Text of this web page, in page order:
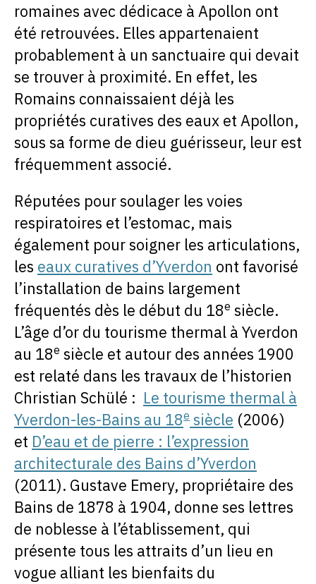
romaines avec dédicace à Apollon ont
été retrouvées. Elles appartenaient
probablement à un sanctuaire qui devait
se trouver à proximité. En effet, les
Romains connaissaient déjà les
propriétés curatives des eaux et Apollon,
sous sa forme de dieu guérisseur, leur est
fréquemment associé.
Réputées pour soulager les voies
respiratoires et l’estomac, mais
également pour soigner les articulations,
les eaux curatives d’Yverdon ont favorisé
l’installation de bains largement
fréquentés dès le début du 18e siècle.
L’âge d’or du tourisme thermal à Yverdon
au 18e siècle et autour des années 1900
est relaté dans les travaux de l’historien
Christian Schülé : Le tourisme thermal à
Yverdon-les-Bains au 18e siècle (2006)
et D’eau et de pierre : l’expression
architecturale des Bains d’Yverdon
(2011). Gustave Emery, propriétaire des
Bains de 1878 à 1904, donne ses lettres
de noblesse à l’établissement, qui
présente tous les attraits d’un lieu en
vogue alliant les bienfaits du